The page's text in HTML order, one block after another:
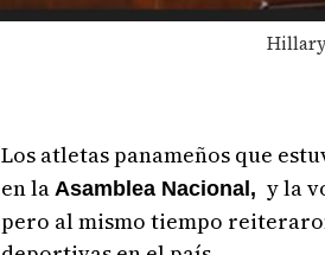
Los atletas panameños que
en la Asamblea Nacional, y la
pero al mismo tiempo